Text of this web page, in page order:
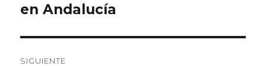
entradas
anterior:
en Andalucía
SIGUIENTE